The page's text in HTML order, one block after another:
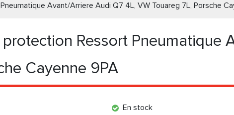
Avant/Arriere Audi Q7 4L, VW Touareg 7L, Porsche
Ressort Pneumatique
Cayenne 9PA
En stock